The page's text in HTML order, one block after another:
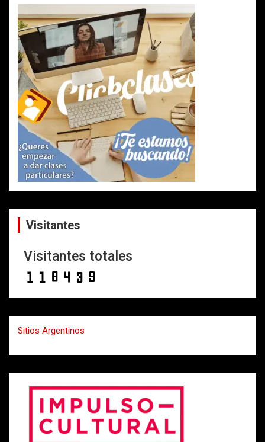
Visitantes
Visitantes totales
Sitios Argentinos